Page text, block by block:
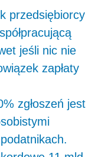
przedsiębiorcy
jeśli nic nie
zapłaty
zgłoszeń jest